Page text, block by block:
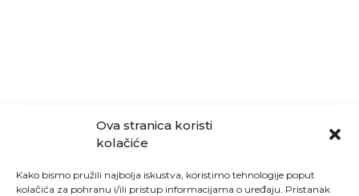
Ova stranica koristi
kolačiće
Kako bismo pružili najbolja iskustva, koristimo tehnologije poput
kolačića za pohranu i/ili pristup informacijama o uređaju. Pristanak